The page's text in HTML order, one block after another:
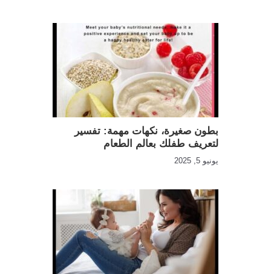
بطون صغيرة، نكهات مهمة: تفسير
لتعريف طفلك بعالم الطعام
يونيو 5, 2025